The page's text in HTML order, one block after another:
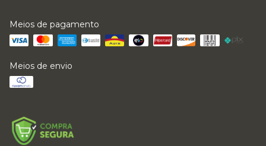
Meios de pagamento
Meios de envio